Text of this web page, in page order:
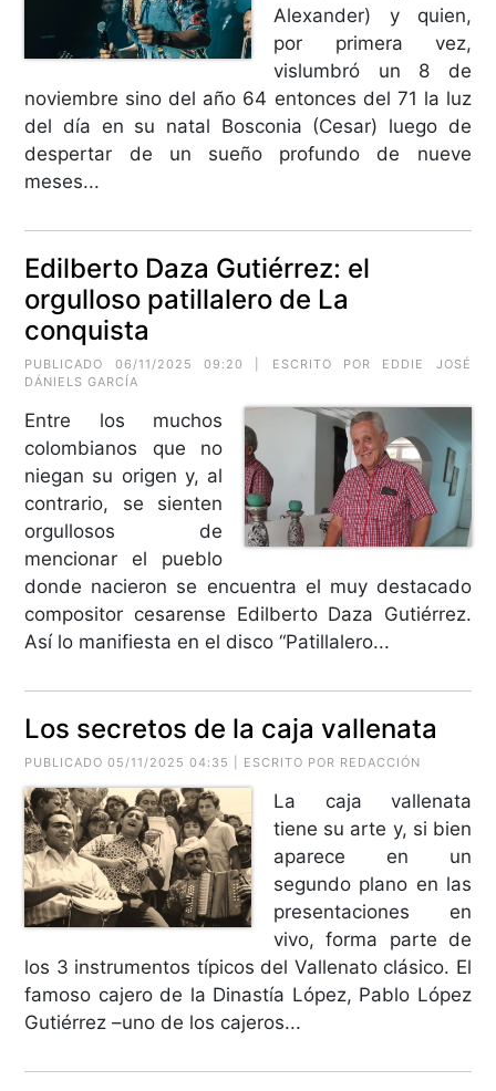
Alexander) y quien,
por primera vez,
vislumbró un 8 de
noviembre sino del año 64 entonces del 71 la luz
del día en su natal Bosconia (Cesar) luego de
despertar de un sueño profundo de nueve
meses...
Edilberto Daza Gutiérrez: el
orgulloso patillalero de La
conquista
PUBLICADO 06/11/2025 09:20 | ESCRITO POR EDDIE JOSÉ
DÁNIELS GARCÍA
Entre los muchos
colombianos que no
niegan su origen y, al
contrario, se sienten
orgullosos de
mencionar el pueblo
donde nacieron se encuentra el muy destacado
compositor cesarense Edilberto Daza Gutiérrez.
Así lo manifiesta en el disco “Patillalero...
Los secretos de la caja vallenata
PUBLICADO 05/11/2025 04:35 | ESCRITO POR REDACCIÓN
La caja vallenata
tiene su arte y, si bien
aparece en un
segundo plano en las
presentaciones en
vivo, forma parte de
los 3 instrumentos típicos del Vallenato clásico. El
famoso cajero de la Dinastía López, Pablo López
Gutiérrez –uno de los cajeros...